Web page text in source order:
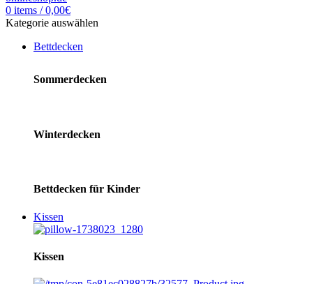
0 items / 0,00€
Kategorie auswählen
Bettdecken
Sommerdecken
Winterdecken
Bettdecken für Kinder
Kissen
Kissen